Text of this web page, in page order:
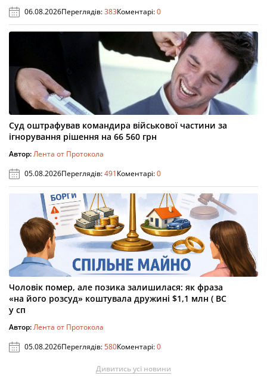
06.08.2026Переглядів:383Коментарі:0
Суд оштрафував командира військової частини за
ігнорування рішення на 66 560 грн
Автор:Лента от Протокола
05.08.2026Переглядів:491Коментарі:0
Чоловік помер, але позика залишилася: як фраза
«на його розсуд» коштувала дружині $1,1 млн ( ВС
у сп
Автор:Лента от Протокола
05.08.2026Переглядів:580Коментарі:0
Дивитись усі новини